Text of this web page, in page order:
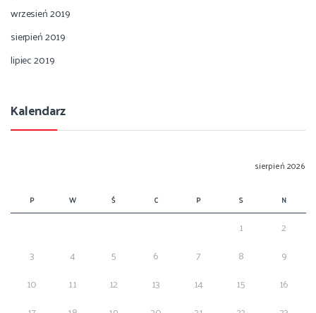
wrzesień 2019
sierpień 2019
lipiec 2019
Kalendarz
sierpień 2026
P W Ś C P S N
1
2
3
4 5 6 7 8
9
10
11 12 13 14 15
16